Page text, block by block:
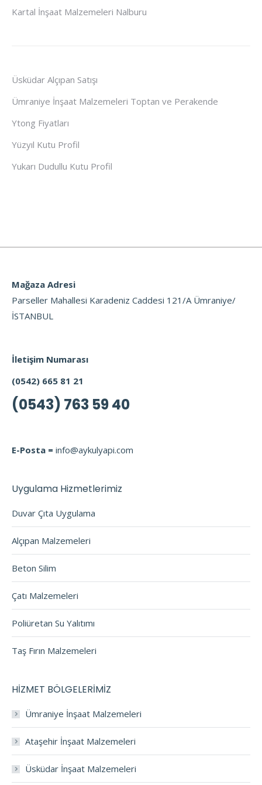
Kartal İnşaat Malzemeleri Nalburu
Üsküdar Alçıpan Satışı
Ümraniye İnşaat Malzemeleri Toptan ve Perakende
Ytong Fiyatları
Yüzyıl Kutu Profil
Yukarı Dudullu Kutu Profil
Mağaza Adresi
Parseller Mahallesi Karadeniz Caddesi 121/A Ümraniye/
İSTANBUL
İletişim Numarası
(0542) 665 81 21
(0543) 763 59 40
E-Posta = info@aykulyapi.com
Uygulama Hizmetlerimiz
Duvar Çıta Uygulama
Alçıpan Malzemeleri
Beton Silim
Çatı Malzemeleri
Poliüretan Su Yalıtımı
Taş Fırın Malzemeleri
HİZMET BÖLGELERİMİZ
Ümraniye İnşaat Malzemeleri
Ataşehir İnşaat Malzemeleri
Üsküdar İnşaat Malzemeleri